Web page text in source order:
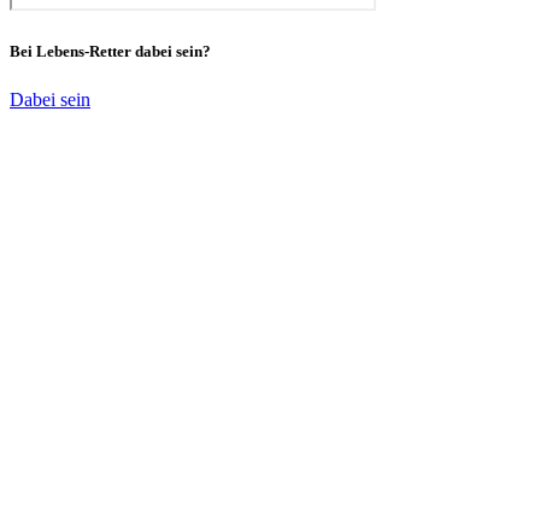
Bei Lebens-Retter dabei sein?
Dabei sein